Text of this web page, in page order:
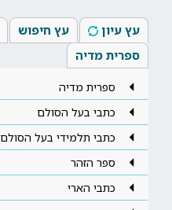
עץ עיון עץ חיפוש
ספרית מדיה
ספרית מדיה
כתבי בעל הסולם
כתבי תלמידי בעל הסולם
ספר הזהר
כתבי הארי